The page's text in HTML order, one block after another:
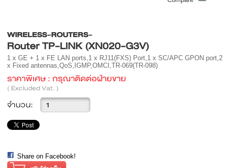
WIRELESS-ROUTERS-
Router TP-LINK (XN020-G3V)
1 x GE + 1 x FE LAN ports,1 x RJ11(FXS) Port,1 x SC/APC GPON port,2
x Fixed antennas,QoS,IGMP,OMCI,TR-069(TR-098)
ราคาพิเศษ : กรุณาติดต่อฝ่ายขาย
( Excluded Vat. )
จำนวน:
Share on Facebook!